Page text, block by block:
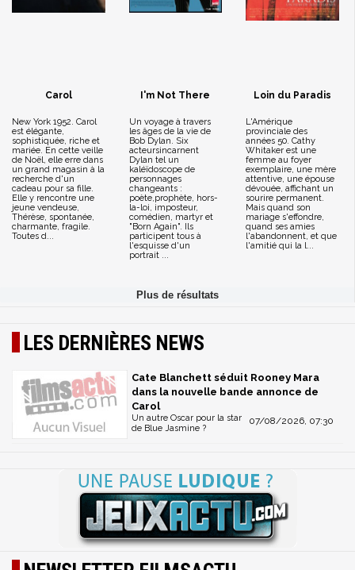
Carol
New York 1952. Carol
est élégante,
sophistiquée, riche et
mariée. En cette veille
de Noël, elle erre dans
un grand magasin à la
recherche d'un
cadeau pour sa fille.
Elle y rencontre une
jeune vendeuse,
Thérèse, spontanée,
charmante, fragile.
Toutes d...
I'm Not There
Un voyage à travers
les âges de la vie de
Bob Dylan. Six
acteursincarnent
Dylan tel un
kaléïdoscope de
personnages
changeants :
poète,prophète, hors-
la-loi, imposteur,
comédien, martyr et
"Born Again". Ils
participent tous à
l'esquisse d'un
portrait ...
Loin du Paradis
L'Amérique
provinciale des
années 50. Cathy
Whitaker est une
femme au foyer
exemplaire, une mère
attentive, une épouse
dévouée, affichant un
sourire permanent.
Mais quand son
mariage s'effondre,
quand ses amies
l'abandonnent, et que
l'amitié qui la l...
LES DERNIÈRES NEWS
Cate Blanchett séduit Rooney Mara
dans la nouvelle bande annonce de
Carol
07/08/2026, 07:30
Un autre Oscar pour la star
de Blue Jasmine ?